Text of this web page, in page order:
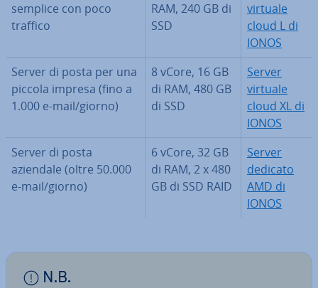
semplice con poco
traffico
RAM, 240 GB di
SSD
virtuale
cloud L di
IONOS
Server di posta per una
piccola impresa (fino a
1.000 e-mail/giorno)
8 vCore, 16 GB
di RAM, 480 GB
di SSD
Server
virtuale
cloud XL di
IONOS
Server di posta
aziendale (oltre 50.000
e-mail/giorno)
6 vCore, 32 GB
di RAM, 2 x 480
GB di SSD RAID
Server
dedicato
AMD di
IONOS
N.B.